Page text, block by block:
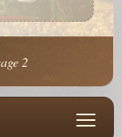
2